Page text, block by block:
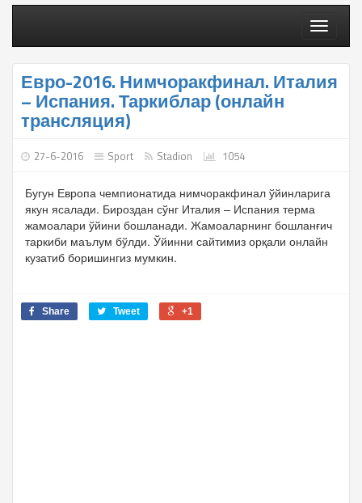
Toggle
Евро-2016. Нимчоракфинал. Италия
– Испания. Таркиблар (онлайн
трансляция)
27-6-2016 Sport Stadion 1054
Бугун Европа чемпионатида нимчоракфинал ўйинларига
якун ясалади. Бироздан сўнг Италия – Испания терма
жамоалари ўйини бошланади. Жамоаларнинг бошланғич
таркиби маълум бўлди. Ўйинни сайтимиз орқали онлайн
кузатиб боришингиз мумкин.
Share Tweet +1